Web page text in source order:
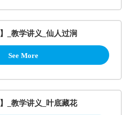
_教学讲义_仙人过涧
See More
_教学讲义_叶底藏花